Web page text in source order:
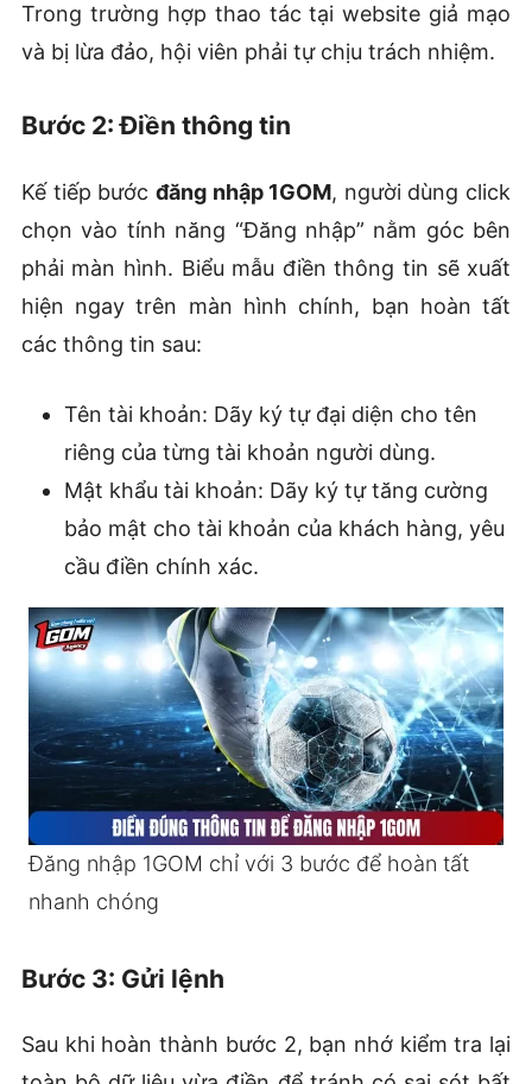
Trong trường hợp thao tác tại website giả mạo
và bị lừa đảo, hội viên phải tự chịu trách nhiệm.
Bước 2: Điền thông tin
Kế tiếp bước đăng nhập 1GOM, người dùng click
chọn vào tính năng “Đăng nhập” nằm góc bên
phải màn hình. Biểu mẫu điền thông tin sẽ xuất
hiện ngay trên màn hình chính, bạn hoàn tất
các thông tin sau:
Tên tài khoản: Dãy ký tự đại diện cho tên
riêng của từng tài khoản người dùng.
Mật khẩu tài khoản: Dãy ký tự tăng cường
bảo mật cho tài khoản của khách hàng, yêu
cầu điền chính xác.
Đăng nhập 1GOM chỉ với 3 bước để hoàn tất
nhanh chóng
Bước 3: Gửi lệnh
Sau khi hoàn thành bước 2, bạn nhớ kiểm tra lại